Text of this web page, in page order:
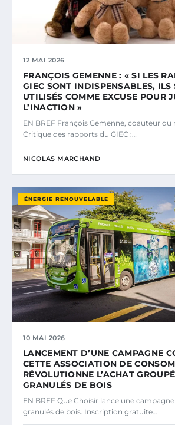
12 MAI 2026
FRANÇOIS GEMENNE : « SI LES
GIEC SONT INDISPENSABLES, ILS
UTILISÉS COMME EXCUSE POUR
L’INACTION »
EN BREF François Gemenne, coauteur du
Critique des rapports du GIEC :…
NICOLAS MARCHAND
ÉNERGIE RENOUVELABLE
10 MAI 2026
LANCEMENT D’UNE CAMPAGNE
CETTE ASSOCIATION DE
RÉVOLUTIONNE L’ACHAT
GRANULÉS DE BOIS
EN BREF Que Choisir lance une
granulés de bois. Inscription gratuite…